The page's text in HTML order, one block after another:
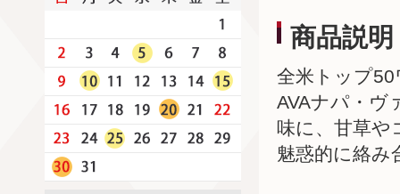
商品説明
全米トップ
AVAナパ・ヴ
味に、甘草
魅惑的に絡